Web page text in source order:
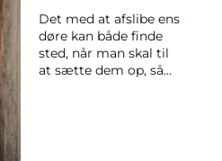
motocross. En
motocros...
Det med at afslibe ens
døre kan både finde
sted, når man skal til
at sætte dem op, så